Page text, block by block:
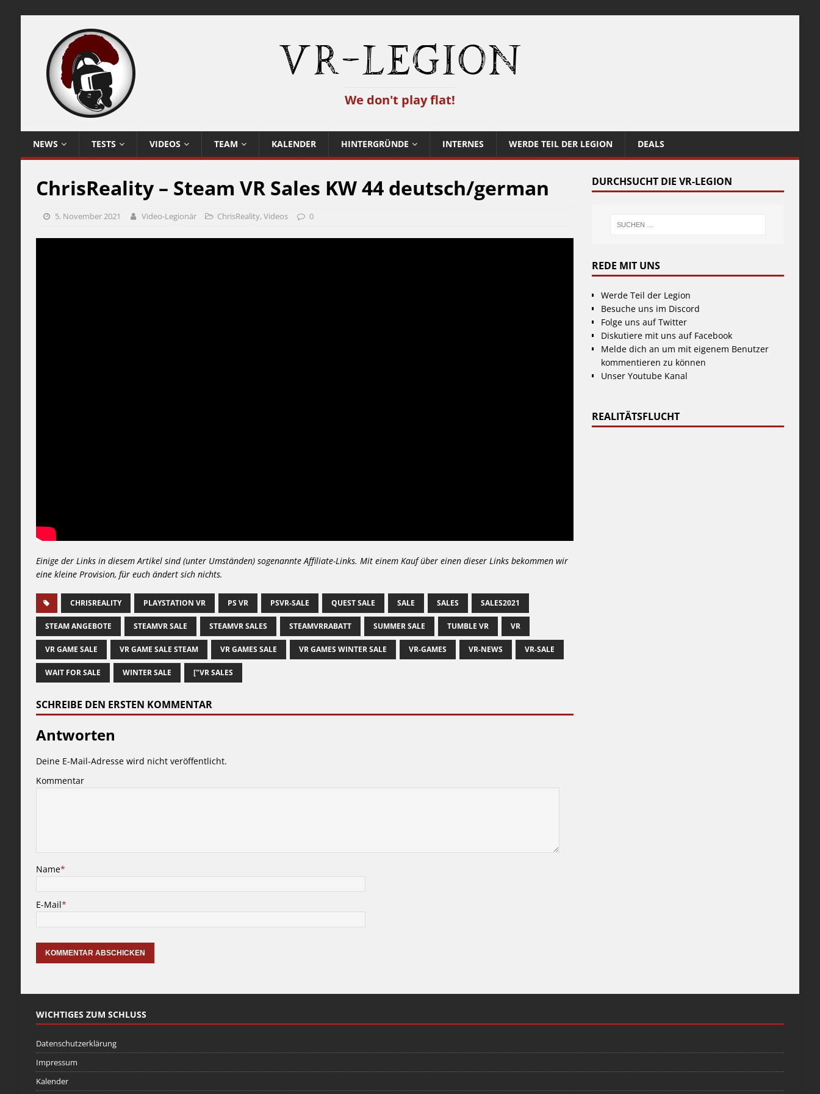
VR-Legion
We don't play flat!
NEWS TESTS VIDEOS TEAM KALENDER HINTERGRÜNDE INTERNES WERDE TEIL DER LEGION DEALS
ChrisReality – Steam VR Sales KW 44 deutsch/german
5. November 2021 Video-Legionär ChrisReality,Videos 0
Einige der Links in diesem Artikel sind (unter Umständen) sogenannte Affiliate-Links. Mit einem Kauf über einen dieser Links bekommen wir
eine kleine Provision, für euch ändert sich nichts.
CHRISREALITY PLAYSTATION VR PS VR PSVR-SALE QUEST SALE SALE SALES SALES2021
STEAM ANGEBOTE STEAMVR SALE STEAMVR SALES STEAMVRRABATT SUMMER SALE TUMBLE VR VR
VR GAME SALE VR GAME SALE STEAM VR GAMES SALE VR GAMES WINTER SALE VR-GAMES VR-NEWS VR-SALE
WAIT FOR SALE WINTER SALE ["VR SALES
SCHREIBE DEN ERSTEN KOMMENTAR
Antworten
Deine E-Mail-Adresse wird nicht veröffentlicht.
Kommentar
Name*
E-Mail*
DURCHSUCHT DIE VR-LEGION
REDE MIT UNS
Werde Teil der Legion
Besuche uns im Discord
Folge uns auf Twitter
Diskutiere mit uns auf Facebook
Melde dich an um mit eigenem Benutzer
kommentieren zu können
Unser Youtube Kanal
REALITÄTSFLUCHT
WICHTIGES ZUM SCHLUSS
Datenschutzerklärung
Impressum
Kalender